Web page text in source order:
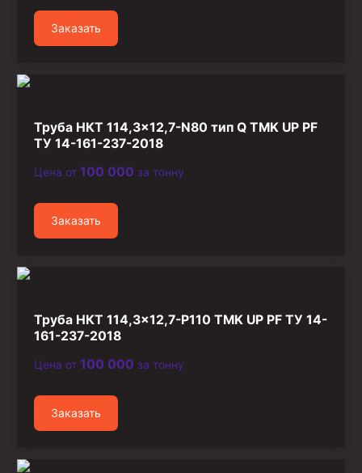
Элементы линии обвязки
Заказать
Труба НКТ 114,3×12,7-N80 тип Q TMK UP PF
ТУ 14-161-237-2018
Цена от 100 000 за тонну
Заказать
Труба НКТ 114,3×12,7-P110 TMK UP PF ТУ 14-
161-237-2018
Цена от 100 000 за тонну
Заказать